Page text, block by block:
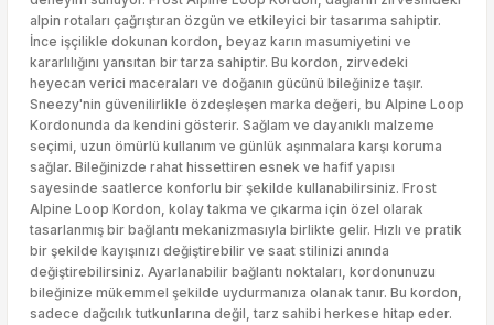
alpin rotaları çağrıştıran özgün ve etkileyici bir tasarıma sahiptir.
İnce işçilikle dokunan kordon, beyaz karın masumiyetini ve
kararlılığını yansıtan bir tarza sahiptir. Bu kordon, zirvedeki
heyecan verici maceraları ve doğanın gücünü bileğinize taşır.
Sneezy'nin güvenilirlikle özdeşleşen marka değeri, bu Alpine Loop
Kordonunda da kendini gösterir. Sağlam ve dayanıklı malzeme
seçimi, uzun ömürlü kullanım ve günlük aşınmalara karşı koruma
sağlar. Bileğinizde rahat hissettiren esnek ve hafif yapısı
sayesinde saatlerce konforlu bir şekilde kullanabilirsiniz. Frost
Alpine Loop Kordon, kolay takma ve çıkarma için özel olarak
tasarlanmış bir bağlantı mekanizmasıyla birlikte gelir. Hızlı ve pratik
bir şekilde kayışınızı değiştirebilir ve saat stilinizi anında
değiştirebilirsiniz. Ayarlanabilir bağlantı noktaları, kordonunuzu
bileğinize mükemmel şekilde uydurmanıza olanak tanır. Bu kordon,
sadece dağcılık tutkunlarına değil, tarz sahibi herkese hitap eder.